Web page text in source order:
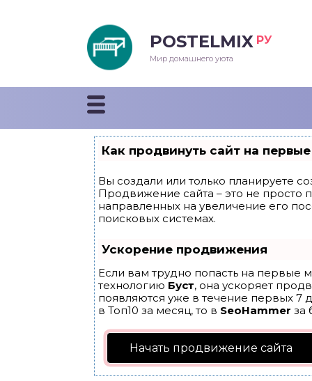
POSTELMIX РУ
Мир домашнего уюта
Как продвинуть сайт на
Вы создали или только планируете
Продвижение сайта – это не просто
направленных на увеличение его
поисковых системах.
Ускорение продвижения
Если вам трудно попасть на первые
технологию Буст, она ускоряет
появляются уже в течение первых 7
в Топ10 за месяц, то в SeoHammer за
Начать продвижение сайта